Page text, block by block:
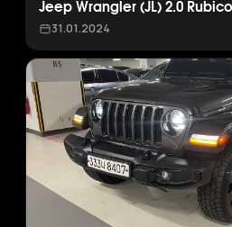
Jeep Wrangler (JL) 2.0
31.01.2024